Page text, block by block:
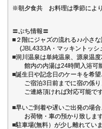
※朝夕食共 お料理は季節によ
〓ぷち情報〓
■２階にジャズの流れる♪♪小さな
(JBL4333A・マッキントッシ
■洞川温泉は単純温泉、源泉温度
館内の内湯は24時間入浴可能
■誕生日や記念日のケーキを希
ご宿泊3日前までに宿の係り
ご連絡頂ければ対応可能です
■早いご到着や遅いご出発の場合
お荷物・車の預かり致します
■駐車場(無料）が少し離れてい